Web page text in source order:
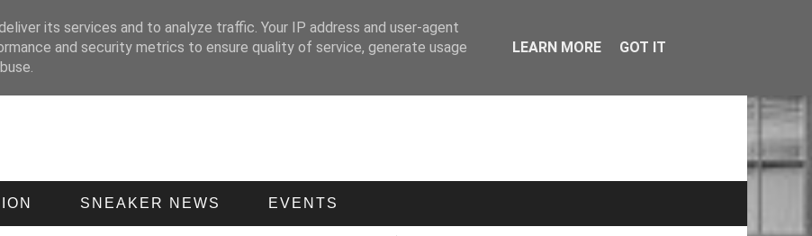
SNEAKER NEWS EVENTS
its services and to analyze traffic. Your IP address and user-agent
and security metrics to ensure quality of service, generate usage
LEARN MORE GOT IT